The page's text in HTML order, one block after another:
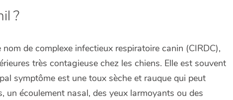
?
de complexe infectieux respiratoire canin (CIRDC),
très contagieuse chez les chiens. Elle est souvent
symptôme est une toux sèche et rauque qui peut
un écoulement nasal, des yeux larmoyants ou des